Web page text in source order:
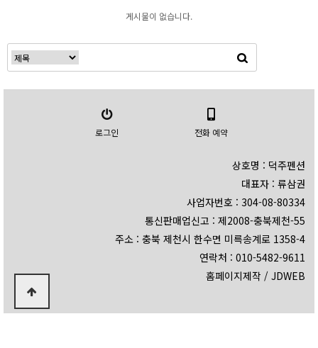
게시물이 없습니다.
로그인 전화 예약
상호명 : 덕주펜션
대표자 : 류삼권
사업자번호 : 304-08-80334
통신판매업신고 : 제2008-충북제천-55
주소 : 충북 제천시 한수면 미륵송계로 1358-4
연락처 : 010-5482-9611
홈페이지제작 / JDWEB